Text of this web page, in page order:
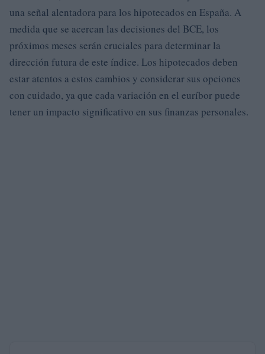
una señal alentadora para los hipotecados en España. A
medida que se acercan las decisiones del BCE, los
próximos meses serán cruciales para determinar la
dirección futura de este índice. Los hipotecados deben
estar atentos a estos cambios y considerar sus opciones
con cuidado, ya que cada variación en el euríbor puede
tener un impacto significativo en sus finanzas personales.